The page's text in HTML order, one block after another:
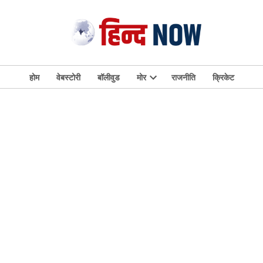
होम वेबस्टोरी बॉलीवुड मोर
Open
राजनीति क्रिकेट